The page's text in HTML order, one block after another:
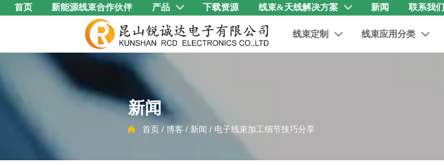
首页 新能源线束合作伙伴 产品  下载资源 线束&天线解决方案  新闻 联系我们
线束定制  线束应用分类 
新闻
 首页/ 博客 / 新闻 / 电子线束加工细节技巧分享